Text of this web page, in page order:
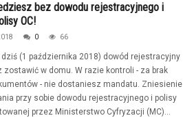
bez dowodu rejestracyjnego i
OC!
0 66
dziś (1 października 2018) dowód rejestracyjny
zostawić w domu. W razie kontroli - za brak
- nie dostaniesz mandatu. Zniesienie
przy sobie dowodu rejestracyjnego i polisy
przez Ministerstwo Cyfryzacji (MC)...